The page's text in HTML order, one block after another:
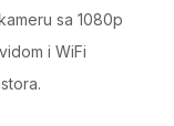
sa 1080p
i WiFi